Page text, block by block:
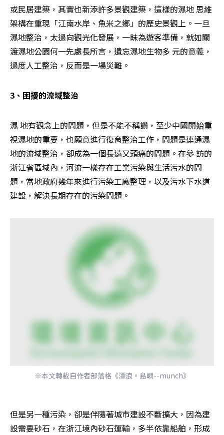
或民居建築，其實也新添許多景觀建築，這樣的濕地 思維
架構在重現「江南水岸、魚米之鄉」的歷史景觀上。一旦
濕地整治，太過向觀光化發展，一眛為遊客準備，就如關
渡濕地公園何一先處長所言，遺忘濕地生物多 元的意義，
過度人工整治，反而是一場災難。
3、困擾的流域整治
濕 地有觀念上的問題，但是不能不稱讚，至少中國開始重
視濕地的重要，也願意進行復育整治工作，問題是連通濕
地的流域整治，卻成為一個長遠又頭痛的問題。在參 訪的
浙江省區域內，河流一樣存在工業污染與生活污水的問
題，當地政府幾年來進行污染工廠整理，以及污水下水道
建設，解決長期存在的污染問題。
※本文轉載自作者部落格《漂浪。島嶼--munch》
但是另一種污染，卻是伴隨著城市建設不斷擴大，因為建
設需要砂石，在浙江境內砂石運輸，多半依靠船舶，形成